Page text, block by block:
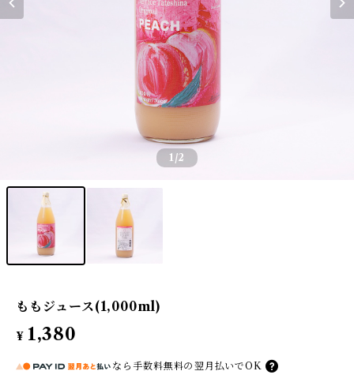
1 /2
ももジュース(1,000ml)
¥ 1,380
なら 手数料無料の 翌月払いでOK